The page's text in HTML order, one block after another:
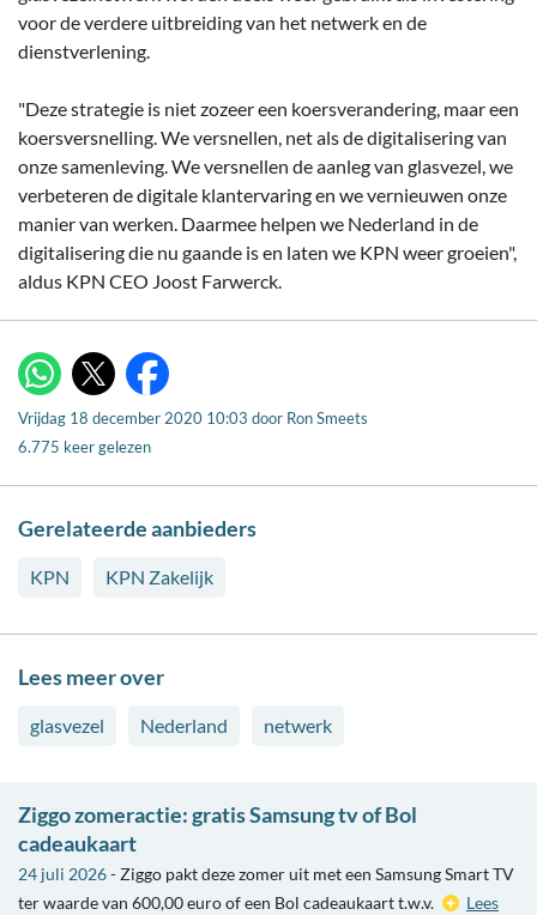
voor de verdere uitbreiding van het netwerk en de
dienstverlening.
"Deze strategie is niet zozeer een koersverandering, maar een
koersversnelling. We versnellen, net als de digitalisering van
onze samenleving. We versnellen de aanleg van glasvezel, we
verbeteren de digitale klantervaring en we vernieuwen onze
manier van werken. Daarmee helpen we Nederland in de
digitalisering die nu gaande is en laten we KPN weer groeien",
aldus KPN CEO Joost Farwerck.
WhatsApp
X Facebook
Vrijdag 18 december 2020 10:03 door Ron Smeets
6.775 keer gelezen
Gerelateerde aanbieders
KPN KPN Zakelijk
Lees meer over
glasvezel Nederland netwerk
Ziggo zomeractie: gratis Samsung tv of Bol
cadeaukaart
24 juli 2026- Ziggo pakt deze zomer uit met een Samsung Smart TV
ter waarde van 600,00 euro of een Bol cadeaukaart t.w.v.
Lees